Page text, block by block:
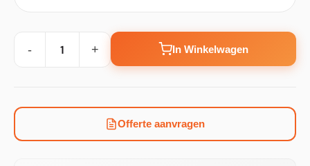
- + In Winkelwagen
Offerte aanvragen